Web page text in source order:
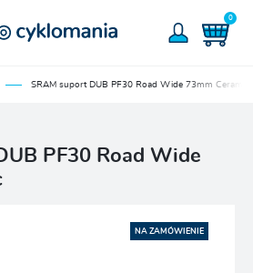
0
SRAM suport DUB PF30 Road Wide 73mm Ceramic
PF30 Road Wide
NA ZAMÓWIENIE